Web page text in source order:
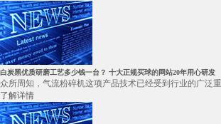
白炭黑优质研磨工艺多少钱一台？ 十大正规买球的网站20年用心研发
众所周知，气流粉碎机这项产品技术已经受到行业的广泛
了解详情